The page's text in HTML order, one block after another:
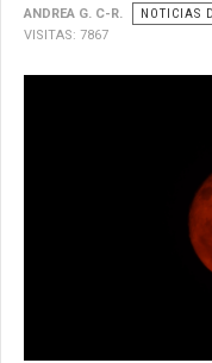
ANDREA G. C-R. NOTICIAS
VISITAS: 7867